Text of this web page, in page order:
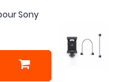
Sony